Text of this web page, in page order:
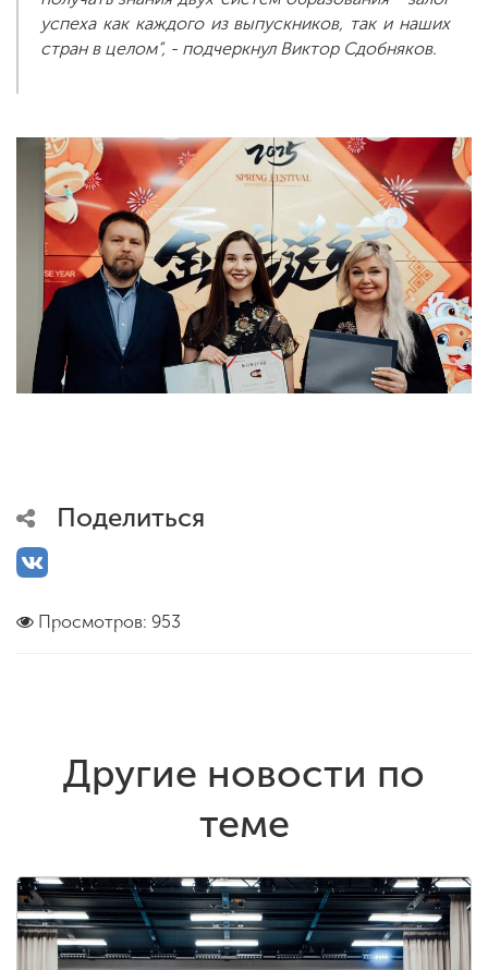
успеха как каждого из выпускников, так и наших
стран в целом”, - подчеркнул Виктор Сдобняков.
Поделиться
Просмотров: 953
Другие новости по
теме